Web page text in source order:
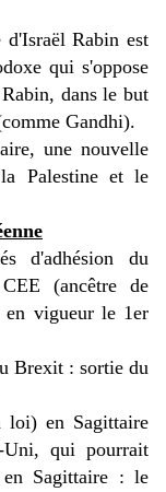
Rabin est
qui s'oppose
dans le but
Gandhi).
une nouvelle
Palestine et le
d'adhésion du
(ancêtre de
en vigueur le 1er
Brexit : sortie du
loi) en Sagittaire
Uni, qui pourrait
en Sagittaire : le